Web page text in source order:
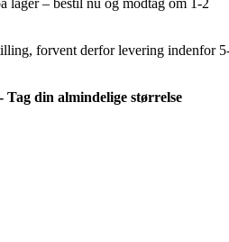
lager – bestil nu og modtag om 1-2
forvent derfor levering indenfor
Tag din almindelige størrelse